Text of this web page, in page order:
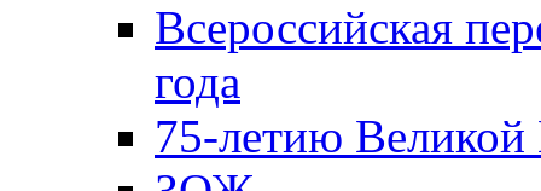
Всероссийская
года
75-летию